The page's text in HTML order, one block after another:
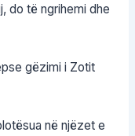
do të ngrihemi dhe
gëzimi i Zotit
në njëzet e